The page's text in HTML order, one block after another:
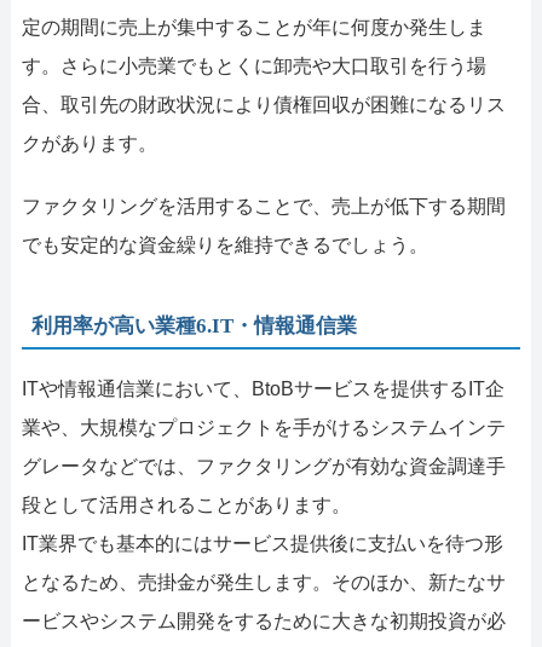
定の期間に売上が集中することが年に何度か発生しま
す。さらに小売業でもとくに卸売や大口取引を行う場
合、取引先の財政状況により債権回収が困難になるリス
クがあります。
ファクタリングを活用することで、売上が低下する期間
でも安定的な資金繰りを維持できるでしょう。
利用率が高い業種6.IT・情報通信業
ITや情報通信業において、BtoBサービスを提供するIT企
業や、大規模なプロジェクトを手がけるシステムインテ
グレータなどでは、ファクタリングが有効な資金調達手
段として活用されることがあります。
IT業界でも基本的にはサービス提供後に支払いを待つ形
となるため、売掛金が発生します。そのほか、新たなサ
ービスやシステム開発をするために大きな初期投資が必